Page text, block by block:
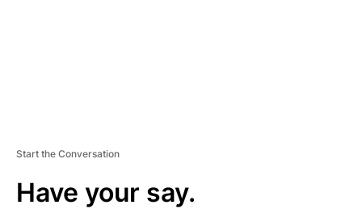
Start the Conversation
Have your say.